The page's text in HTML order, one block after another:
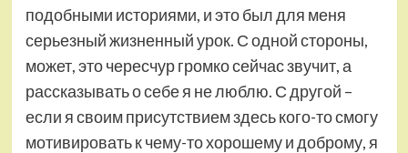
подобными историями, и это был для меня
серьезный жизненный урок. С одной стороны,
может, это чересчур громко сейчас звучит, а
рассказывать о себе я не люблю. С другой –
если я своим присутствием здесь кого-то смогу
мотивировать к чему-то хорошему и доброму, я